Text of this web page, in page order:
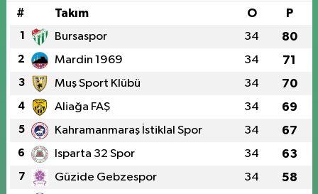
# Takım O P
1 Bursaspor 34 80
2 Mardin 1969 34 71
3 Muş Sport Klübü 34 70
4 Aliağa FAŞ 34 69
5 Kahramanmaraş İstiklal Spor 34 67
6 Isparta 32 Spor 34 63
7 Güzide Gebzespor 34 58